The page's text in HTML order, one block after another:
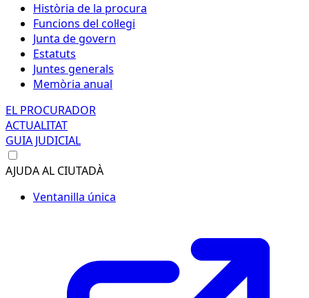
Història de la procura
Funcions del col·legi
Junta de govern
Estatuts
Juntes generals
Memòria anual
EL PROCURADOR
ACTUALITAT
GUIA JUDICIAL
AJUDA AL CIUTADÀ
Ventanilla única